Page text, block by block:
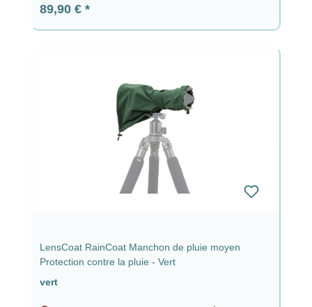
Prix régulier :
89,90 €
LensCoat RainCoat Manchon de pluie moyen
Protection contre la pluie - Vert
vert